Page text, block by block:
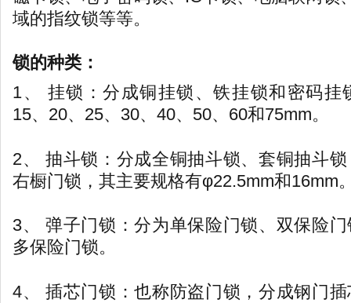
域的指纹锁等等。
锁的种类：
1、 挂锁：分成铜挂锁、铁挂锁和密码挂
15、20、25、30、40、50、60和75mm。
2、 抽斗锁：分成全铜抽斗锁、套铜抽斗
右橱门锁，其主要规格有φ22.5mm和16mm
3、 弹子门锁：分为单保险门锁、双保险
多保险门锁。
4、 插芯门锁：也称防盗门锁，分成钢门